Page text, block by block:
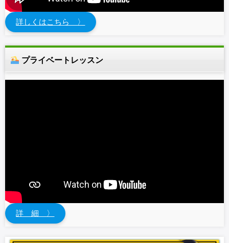
詳しくはこちら 〉
プライベートレッスン
詳 細 〉